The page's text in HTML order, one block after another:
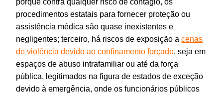
procedimentos estatais para fornecer proteção ou
assistência médica são quase inexistentes e
negligentes; terceiro, há riscos de exposição acenas
de violência devido ao confinamento forçado, seja em
espaços de abuso intrafamiliar ou até da força
pública, legitimados na figura de estados de exceção
devido à emergência, onde os funcionários públicos